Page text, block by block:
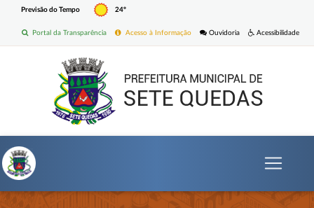
Previsão do Tempo 24º
Acessibilidade
Ouvidoria
Acesso à Informação
Portal da Transparência